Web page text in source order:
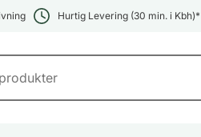
Hurtig Levering (30 min. i Kbh)*